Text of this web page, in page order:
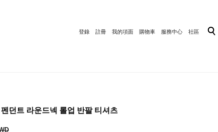
登錄 註冊 我的項面 購物車 服務中心 社區
던트 라운드넥 롤업 반팔 티셔츠